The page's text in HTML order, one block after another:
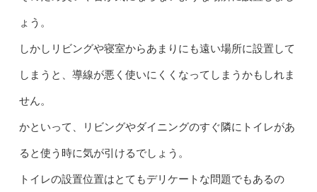
ょう。
しかしリビングや寝室からあまりにも遠い場所に設置して
しまうと、導線が悪く使いにくくなってしまうかもしれま
せん。
かといって、リビングやダイニングのすぐ隣にトイレがあ
ると使う時に気が引けるでしょう。
トイレの設置位置はとてもデリケートな問題でもあるの